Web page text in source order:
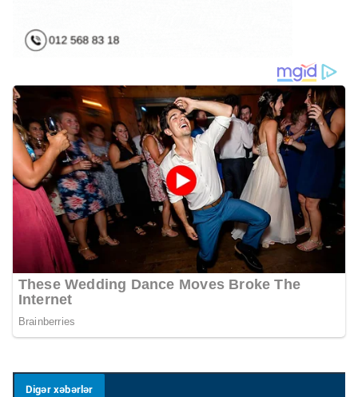
Digər xəbərlər